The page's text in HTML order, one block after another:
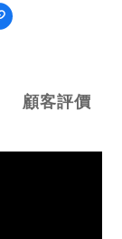
顧客評價